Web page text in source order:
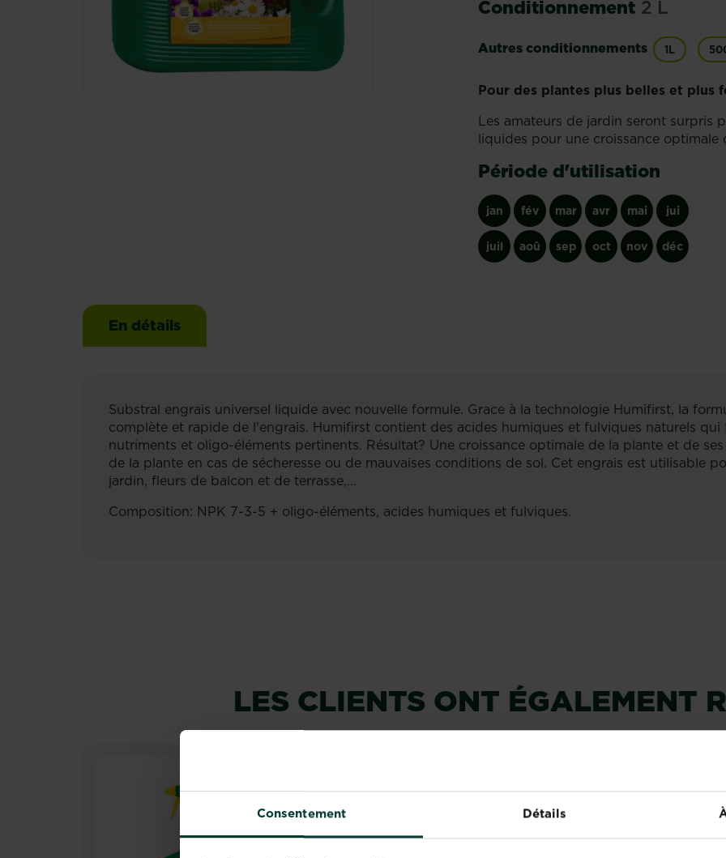
Consentement Détails
Conditionnement 2 L
Autres conditionnements 1L
Pour des plantes plus belles et plus
Les amateurs de jardin seront surpris
liquides pour une croissance optimale
Période d'utilisation
jan fév mar avr mai jui
juil aoû sep oct nov déc
En détails
Substral engrais universel liquide avec nouvelle formule. Grace à la technologie Humifirst, la
complète et rapide de l'engrais. Humifirst contient des acides humiques et fulviques naturels qui
nutriments et oligo-éléments pertinents. Résultat? Une croissance optimale de la plante et de
de la plante en cas de sécheresse ou de mauvaises conditions de sol. Cet engrais est utilisable
jardin, fleurs de balcon et de terrasse,...
Composition: NPK 7-3-5 + oligo-éléments, acides humiques et fulviques.
LES CLIENTS ONT ÉGALEMENT